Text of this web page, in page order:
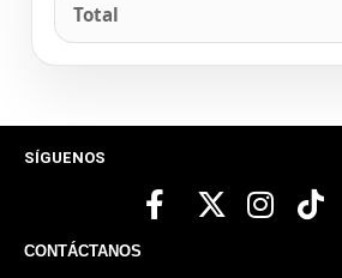
Total
SÍGUENOS
CONTÁCTANOS